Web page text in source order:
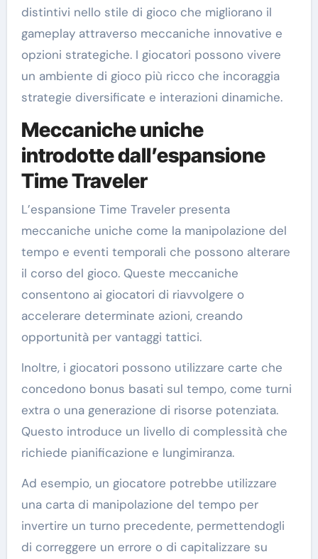
distintivi nello stile di gioco che migliorano il
gameplay attraverso meccaniche innovative e
opzioni strategiche. I giocatori possono vivere
un ambiente di gioco più ricco che incoraggia
strategie diversificate e interazioni dinamiche.
Meccaniche uniche
introdotte dall’espansione
Time Traveler
L’espansione Time Traveler presenta
meccaniche uniche come la manipolazione del
tempo e eventi temporali che possono alterare
il corso del gioco. Queste meccaniche
consentono ai giocatori di riavvolgere o
accelerare determinate azioni, creando
opportunità per vantaggi tattici.
Inoltre, i giocatori possono utilizzare carte che
concedono bonus basati sul tempo, come turni
extra o una generazione di risorse potenziata.
Questo introduce un livello di complessità che
richiede pianificazione e lungimiranza.
Ad esempio, un giocatore potrebbe utilizzare
una carta di manipolazione del tempo per
invertire un turno precedente, permettendogli
di correggere un errore o di capitalizzare su